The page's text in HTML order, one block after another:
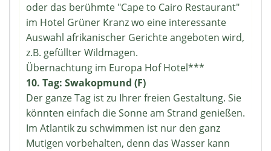
oder das berühmte "Cape to Cairo Restaurant"
im Hotel Grüner Kranz wo eine interessante
Auswahl afrikanischer Gerichte angeboten wird,
z.B. gefüllter Wildmagen.
Übernachtung im Europa Hof Hotel***
10. Tag: Swakopmund (F)
Der ganze Tag ist zu Ihrer freien Gestaltung. Sie
könnten einfach die Sonne am Strand genießen.
Im Atlantik zu schwimmen ist nur den ganz
Mutigen vorbehalten, denn das Wasser kann